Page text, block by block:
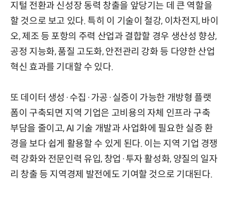
지털 전환과 신성장 동력 창출을 앞당기는 데 큰 역할을
할 것으로 보고 있다. 특히 이 기술이 철강, 이차전지, 바이
오, 제조 등 포항의 주력 산업과 결합할 경우 생산성 향상,
공정 지능화, 품질 고도화, 안전관리 강화 등 다양한 산업
혁신 효과를 기대할 수 있다.
또 데이터 생성·수집·가공·실증이 가능한 개방형 플랫
폼이 구축되면 지역 기업은 고비용의 자체 인프라 구축
부담을 줄이고, AI 기술 개발과 사업화에 필요한 실증 환
경을 보다 쉽게 활용할 수 있게 된다. 이는 지역 기업 경쟁
력 강화와 전문인력 유입, 창업·투자 활성화, 양질의 일자
리 창출 등 지역경제 발전에도 기여할 것으로 기대된다.